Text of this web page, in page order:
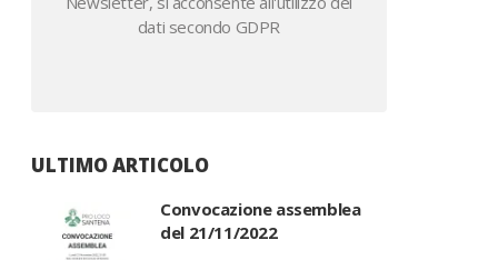
dati secondo GDPR
ULTIMO ARTICOLO
Convocazione assemblea
del 21/11/2022